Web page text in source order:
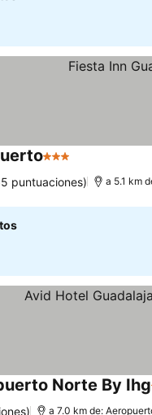
3 Estrellas
puntuaciones) a 5.1 km
Norte By Ihg
a 7.0 km de: